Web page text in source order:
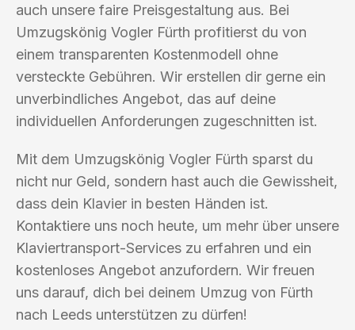
auch unsere faire Preisgestaltung aus. Bei
Umzugskönig Vogler Fürth profitierst du von
einem transparenten Kostenmodell ohne
versteckte Gebühren. Wir erstellen dir gerne ein
unverbindliches Angebot, das auf deine
individuellen Anforderungen zugeschnitten ist.
Mit dem Umzugskönig Vogler Fürth sparst du
nicht nur Geld, sondern hast auch die Gewissheit,
dass dein Klavier in besten Händen ist.
Kontaktiere uns noch heute, um mehr über unsere
Klaviertransport-Services zu erfahren und ein
kostenloses Angebot anzufordern. Wir freuen
uns darauf, dich bei deinem Umzug von Fürth
nach Leeds unterstützen zu dürfen!